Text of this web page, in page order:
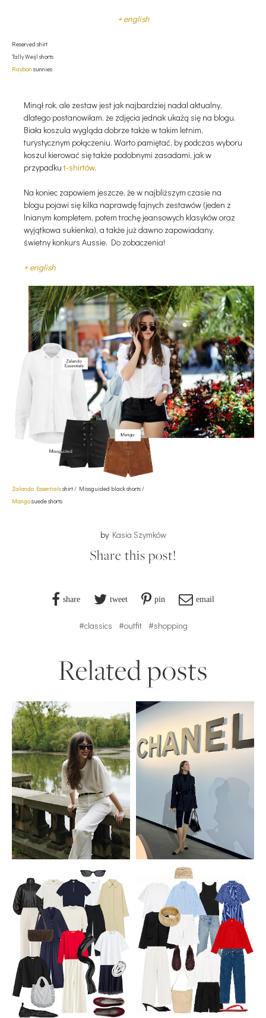
+ english
Reserved shirt
Tally Weijl shorts
Rayban sunnies
Minął rok, ale zestaw jest jak najbardziej nadal aktualny,
dlatego postanowiłam, że zdjęcia jednak ukażą się na blogu.
Biała koszula wygląda dobrze także w takim letnim,
turystycznym połączeniu. Warto pamiętać, by podczas wyboru
koszul kierować się także podobnymi zasadami, jak w
przypadku t-shirtów.
Na koniec zapowiem jeszcze, że w najbliższym czasie na
blogu pojawi się kilka naprawdę fajnych zestawów (jeden z
lnianym kompletem, potem trochę jeansowych klasyków oraz
wyjątkowa sukienka), a także już dawno zapowiadany,
świetny konkurs Aussie. Do zobaczenia!
+ english
Zalando Essentialsshirt / Missguided black shorts /
Mangosuede shorts
by Kasia Szymków
Share this post!
share tweet pin email
#classics #outfit #shopping
Related posts